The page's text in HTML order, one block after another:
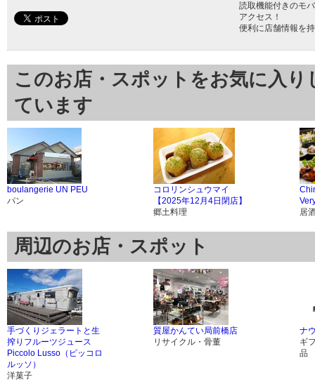
読取機能付きのモ
アクセス！
便利に店舗情報を
このお店・スポットをお気に入
ています
boulangerie UN PEU
パン
コロリンシュウマイ
【2025年12月4日閉店】
郷土料理
居
周辺のお店・スポット
手づくりジェラートと生
搾りフルーツジュース
Piccolo Lusso（ピッコロ
ルッソ）
洋菓子
質屋かんてい局前橋店
リサイクル・骨董
ナ
ギ
品